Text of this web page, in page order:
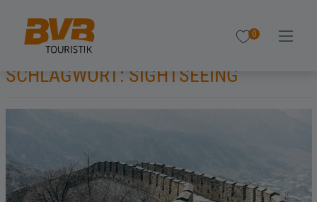
0
SCHLAGWORT: SIGHTSEEING